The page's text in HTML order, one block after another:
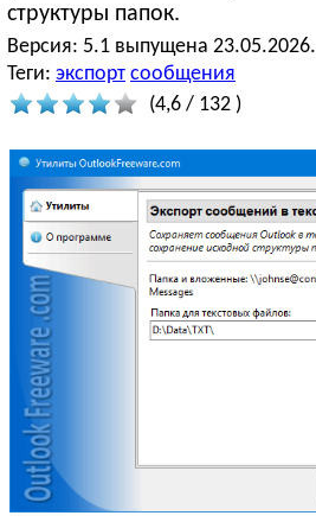
структуры папок.
Версия: 5.1 выпущена 23.05.2026.
Теги: экспорт сообщения
(4,6 / 132 )